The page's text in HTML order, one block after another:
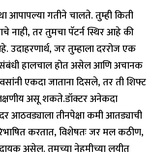
आपापल्या गतीने चालते. तुम्ही किती
नाही, तर तुमचा पॅटर्न स्थिर आहे की
उदाहरणार्थ, जर तुम्हाला दररोज एक
हालचाल होत असेल आणि अचानक
एकदा जाताना दिसले, तर ती शिफ्ट
असू शकते.डॉक्टर अनेकदा
आठवड्याला तीनपेक्षा कमी आतड्याची
करतात, विशेषतः जर मल कठीण,